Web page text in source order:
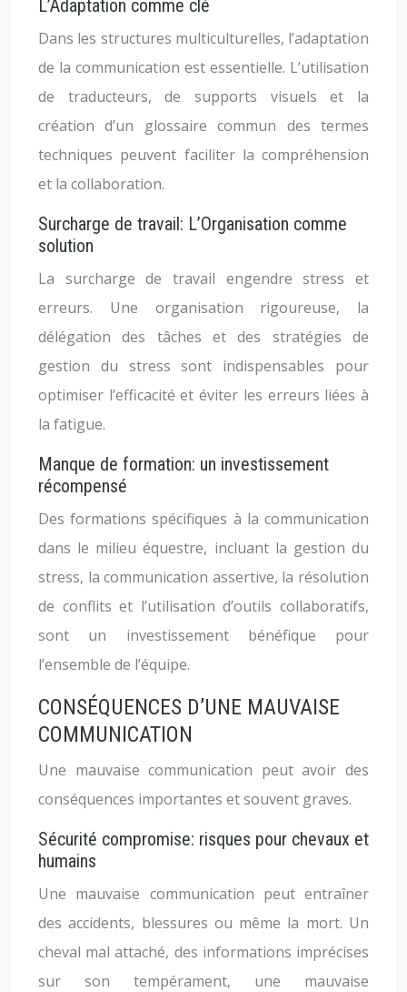
L’Adaptation comme clé
Dans les structures multiculturelles, l’adaptation
de la communication est essentielle. L’utilisation
de traducteurs, de supports visuels et la
création d’un glossaire commun des termes
techniques peuvent faciliter la compréhension
et la collaboration.
Surcharge de travail: L’Organisation comme
solution
La surcharge de travail engendre stress et
erreurs. Une organisation rigoureuse, la
délégation des tâches et des stratégies de
gestion du stress sont indispensables pour
optimiser l’efficacité et éviter les erreurs liées à
la fatigue.
Manque de formation: un investissement
récompensé
Des formations spécifiques à la communication
dans le milieu équestre, incluant la gestion du
stress, la communication assertive, la résolution
de conflits et l’utilisation d’outils collaboratifs,
sont un investissement bénéfique pour
l’ensemble de l’équipe.
CONSÉQUENCES D’UNE MAUVAISE
COMMUNICATION
Une mauvaise communication peut avoir des
conséquences importantes et souvent graves.
Sécurité compromise: risques pour chevaux et
humains
Une mauvaise communication peut entraîner
des accidents, blessures ou même la mort. Un
cheval mal attaché, des informations imprécises
sur son tempérament, une mauvaise